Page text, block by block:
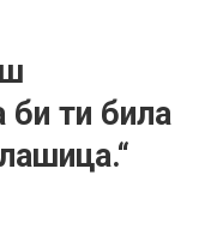
би ти била